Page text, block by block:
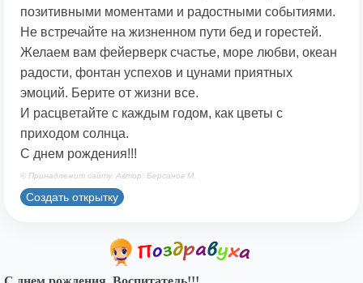
позитивными моментами и радостными событиями.
Не встречайте на жизненном пути бед и горестей.
Желаем вам фейерверк счастье, море любви, океан
радости, фонтан успехов и цунами приятных
эмоций. Берите от жизни все.
И расцветайте с каждым годом, как цветы с
приходом солнца.
С днем рождения!!!
© Принадлежит сайту. Автор: Берсанов М.
Создать открытку